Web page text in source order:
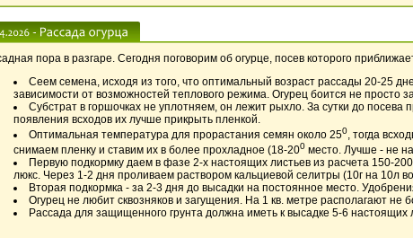
пора в разгаре. Сегодня поговорим об огурце, посев которого
Сеем семена, исходя из того, что оптимальный возраст рассады 20-25
зависимости от возможностей теплового режима. Огурец боится не просто
Субстрат в горшочках не уплотняем, он лежит рыхло. За сутки до
появления всходов их лучше прикрыть пленкой.
Оптимальная температура для прорастания семян около 250, тогда
снимаем пленку и ставим их в более прохладное (18-200 место. Лучше - не
Первую подкормку даем в фазе 2-х настоящих листьев из расчета 150-
люкс. Через 1-2 дня проливаем раствором кальциевой селитры (10г на 10л
Вторая подкормка - за 2-3 дня до высадки на постоянное место.
Огурец не любит сквозняков и загущения. На 1 кв. метре располагают не
Рассада для защищенного грунта должна иметь к высадке 5-6 настоящих